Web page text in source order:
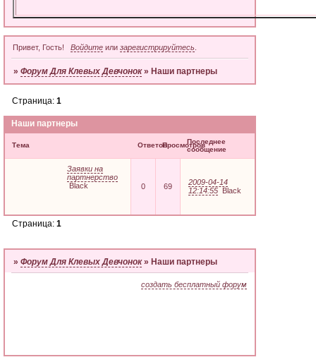
Привет, Гость! Войдитеили зарегистрируйтесь
»Форум Для Клевых Девчонок »Наши партнеры
Наши партнеры
Страница:1
Тема ОтветовПросмотровПоследнее
сообщение
Заявки на
партнерство
Black
0 69
2009-04-14
12:14:55 Black
Страница:1
»Форум Для Клевых Девчонок » Наши партнеры
создать бесплатный форум